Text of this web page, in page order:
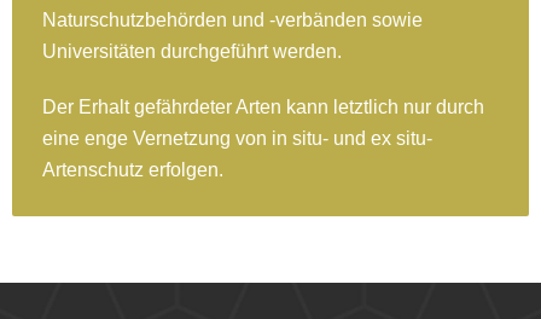
Naturschutzbehörden und -verbänden sowie
Universitäten durchgeführt werden.
Der Erhalt gefährdeter Arten kann letztlich nur durch
eine enge Vernetzung von in situ- und ex situ-
Artenschutz erfolgen.